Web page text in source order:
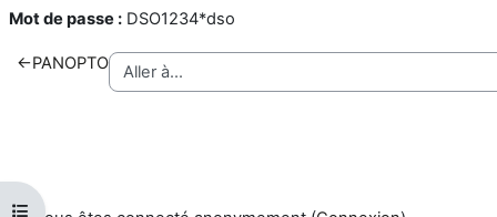
Ouvrir l’index du cours
Mot de passe : DSO1234*dso
←PANOPTO